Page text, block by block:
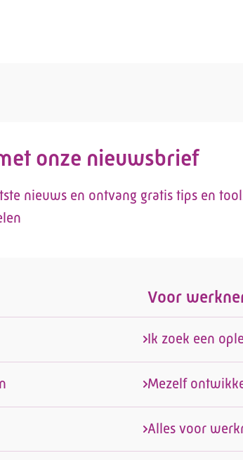
onze nieuwsbrief
nieuws en ontvang gratis tips en
Voor
Ik zoek een
Mezelf
Alles voor